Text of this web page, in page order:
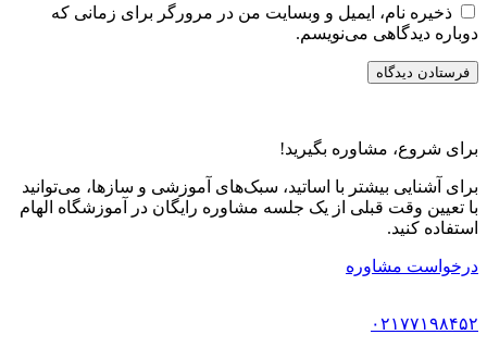
ذخیره نام، ایمیل و وبسایت من در مرورگر برای زمانی که
دوباره دیدگاهی می‌نویسم.
برای شروع، مشاوره بگیرید!
برای آشنایی بیشتر با اساتید، سبک‌های آموزشی و سازها، می‌توانید
با تعیین وقت قبلی از یک جلسه مشاوره رایگان در آموزشگاه الهام
استفاده کنید.
درخواست مشاوره
۰۲۱۷۷۱۹۸۴۵۲